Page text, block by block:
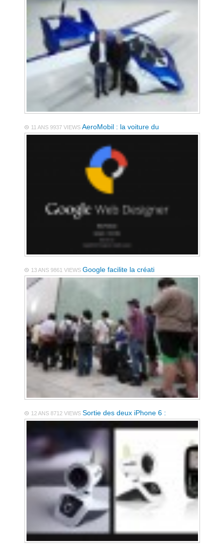
11 ANS9937 VIEWSAeroMobil : la voiture du
13 ANS9861 VIEWSGoogle facilite la créati
12 ANS8712 VIEWSSortie des deux iPhone 6 :